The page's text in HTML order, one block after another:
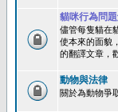
貓咪行為問
儘管每隻貓在
使本來的面貌
的翻譯文章，
動物與法律
關於為動物爭